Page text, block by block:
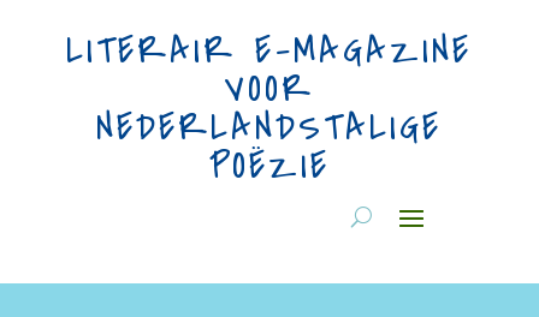
LITERAIR E-MAGAZINE
VOOR
NEDERLANDSTALIGE
POËZIE